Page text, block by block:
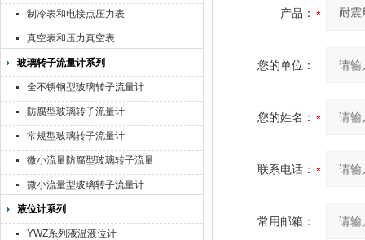
制冷表和电接点压力表
真空表和压力真空表
玻璃转子流量计系列
全不锈钢型玻璃转子流量计
防腐型玻璃转子流量计
常规型玻璃转子流量计
微小流量防腐型玻璃转子流量
计
微小流量型玻璃转子流量计
液位计系列
YWZ系列液温液位计
产品：
您的单位：
您的姓名：
联系电话：
常用邮箱：